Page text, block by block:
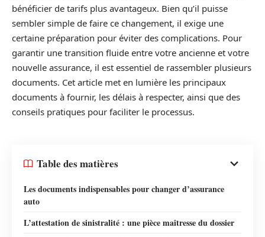
bénéficier de tarifs plus avantageux. Bien qu’il puisse
sembler simple de faire ce changement, il exige une
certaine préparation pour éviter des complications. Pour
garantir une transition fluide entre votre ancienne et votre
nouvelle assurance, il est essentiel de rassembler plusieurs
documents. Cet article met en lumière les principaux
documents à fournir, les délais à respecter, ainsi que des
conseils pratiques pour faciliter le processus.
Table des matières
Les documents indispensables pour changer d’assurance
auto
L’attestation de sinistralité : une pièce maîtresse du dossier